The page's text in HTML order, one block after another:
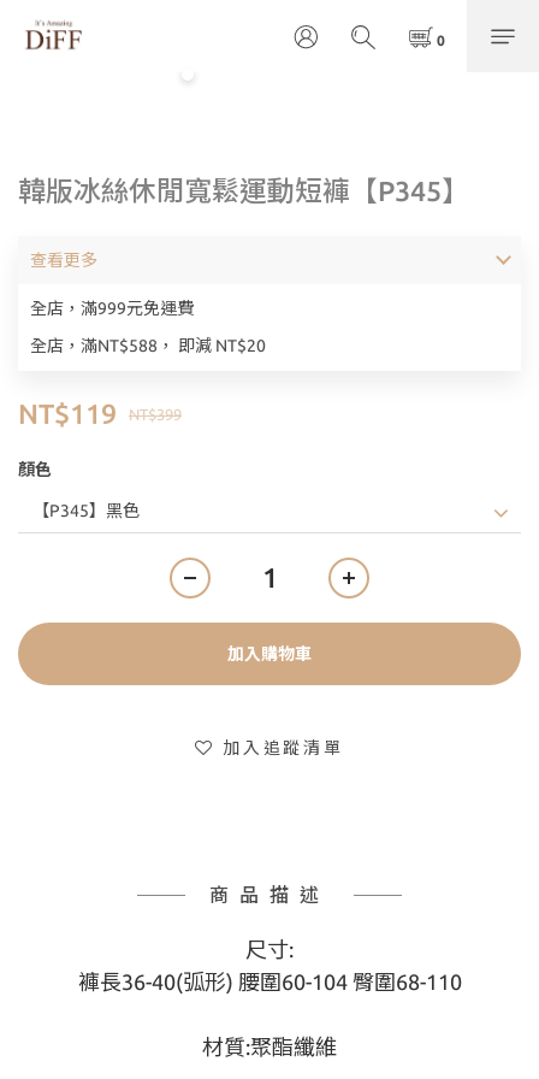
韓版冰絲休閒寬鬆運動短褲【P345】
全店，滿999元免運費
全店，滿NT$588， 即減 NT$20
查看更多
NT$399
NT$119
顏色
加入購物車
加入追蹤清單
商品描述
尺寸:
褲長36-40(弧形) 腰圍60-104 臀圍68-110
材質:聚酯纖維